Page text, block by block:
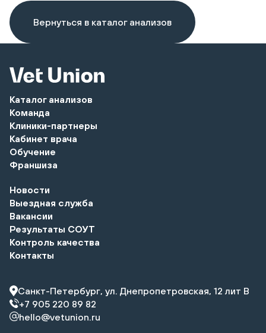
Вернуться в каталог анализов
Каталог анализов
Команда
Клиники-партнеры
Кабинет врача
Обучение
Франшиза
Новости
Выездная служба
Вакансии
Результаты СОУТ
Контроль качества
Контакты
Санкт-Петербург, ул. Днепропетровская, 12 лит В
+7 905 220 89 82
hello@vetunion.ru